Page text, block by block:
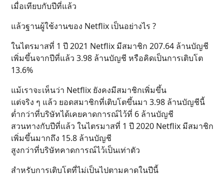
เมื่อเทียบกับปีที่แล้ว
แล้วฐานผู้ใช้งานของ Netflix เป็นอย่างไร ?
ในไตรมาสที่ 1 ปี 2021 Netflix มีสมาชิก 207.64 ล้านบัญชี
เพิ่มขึ้นจากปีที่แล้ว 3.98 ล้านบัญชี หรือคิดเป็นการเติบโต
13.6%
แม้เราจะเห็นว่า Netflix ยังคงมีสมาชิกเพิ่มขึ้น
แต่จริง ๆ แล้ว ยอดสมาชิกที่เติบโตขึ้นมา 3.98 ล้านบัญชีนี้
ต่ำกว่าที่บริษัทได้เคยคาดการณ์ไว้ที่ 6 ล้านบัญชี
สวนทางกับปีที่แล้ว ในไตรมาสที่ 1 ปี 2020 Netflix มีสมาชิก
เพิ่มขึ้นมากถึง 15.8 ล้านบัญชี
สูงกว่าที่บริษัทคาดการณ์ไว้เป็นเท่าตัว
สำหรับการเติบโตที่ไม่เป็นไปตามคาดในปีนี้